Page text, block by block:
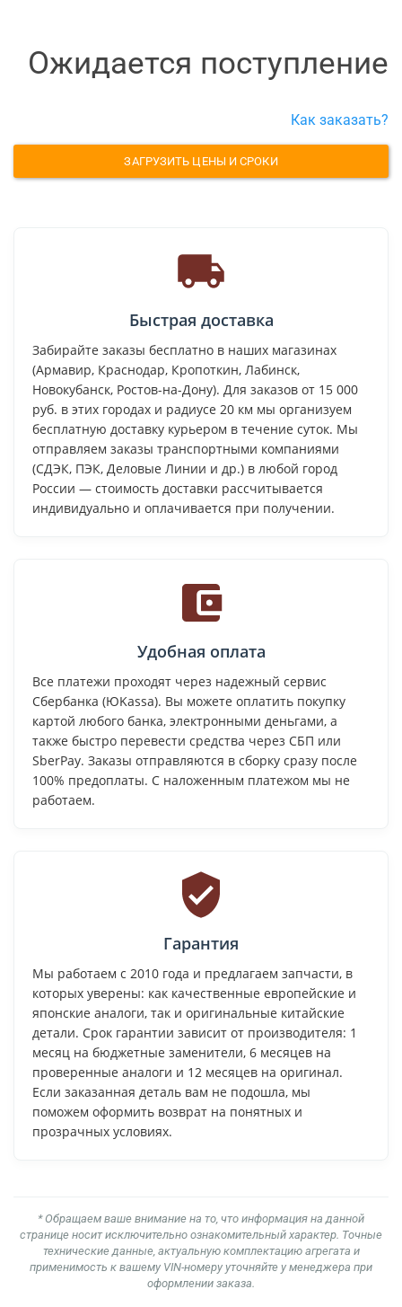
Ожидается поступление
Как заказать?
ЗАГРУЗИТЬ ЦЕНЫ И СРОКИ
Быстрая доставка
Забирайте заказы бесплатно в наших магазинах
(Армавир, Краснодар, Кропоткин, Лабинск,
Новокубанск, Ростов-на-Дону). Для заказов от 15 000
руб. в этих городах и радиусе 20 км мы организуем
бесплатную доставку курьером в течение суток. Мы
отправляем заказы транспортными компаниями
(СДЭК, ПЭК, Деловые Линии и др.) в любой город
России — стоимость доставки рассчитывается
индивидуально и оплачивается при получении.
Удобная оплата
Все платежи проходят через надежный сервис
Сбербанка (ЮKassa). Вы можете оплатить покупку
картой любого банка, электронными деньгами, а
также быстро перевести средства через СБП или
SberPay. Заказы отправляются в сборку сразу после
100% предоплаты. С наложенным платежом мы не
работаем.
Гарантия
Мы работаем с 2010 года и предлагаем запчасти, в
которых уверены: как качественные европейские и
японские аналоги, так и оригинальные китайские
детали. Срок гарантии зависит от производителя: 1
месяц на бюджетные заменители, 6 месяцев на
проверенные аналоги и 12 месяцев на оригинал.
Если заказанная деталь вам не подошла, мы
поможем оформить возврат на понятных и
прозрачных условиях.
* Обращаем ваше внимание на то, что информация на данной
странице носит исключительно ознакомительный характер. Точные
технические данные, актуальную комплектацию агрегата и
применимость к вашему VIN-номеру уточняйте у менеджера при
оформлении заказа.